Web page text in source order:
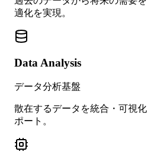
適化を実現。
Data Analysis
データ分析基盤
散在するデータを統合・可視
ポート。